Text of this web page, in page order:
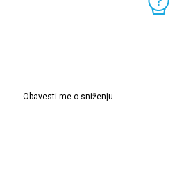
Obavesti me o sniženju